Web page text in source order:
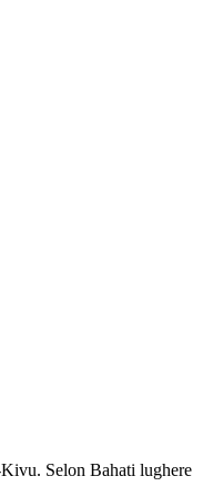
Selon Bahati lughere